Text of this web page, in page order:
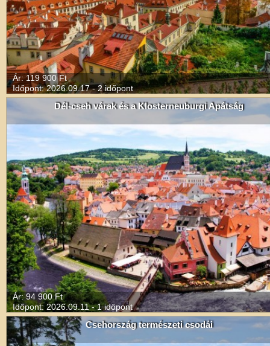
Ár: 119 900 Ft
Időpont: 2026.09.17 - 2 időpont
Dél-cseh várak és a Klosterneuburgi Apátság
Ár: 94 900 Ft
Időpont: 2026.09.11 - 1 időpont
Csehország természeti csodái